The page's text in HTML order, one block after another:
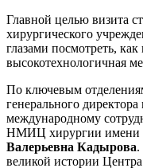
Главной целью визита
хирургического
глазами посмотреть,
высокотехнологичная
По ключевым
генерального
международному
НМИЦ хирургии имени
Валерьевна Кадырова.
великой истории